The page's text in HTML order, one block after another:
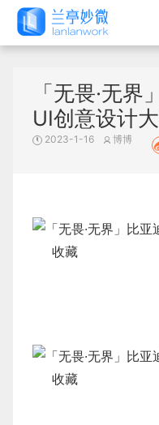
「无畏·无
UI创意设计
2023-1-16 博博
收藏
收藏